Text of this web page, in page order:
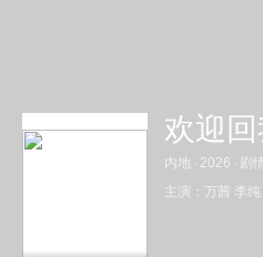
欢迎
内地 · 2026 · 剧情
主演： 万茜 李纯